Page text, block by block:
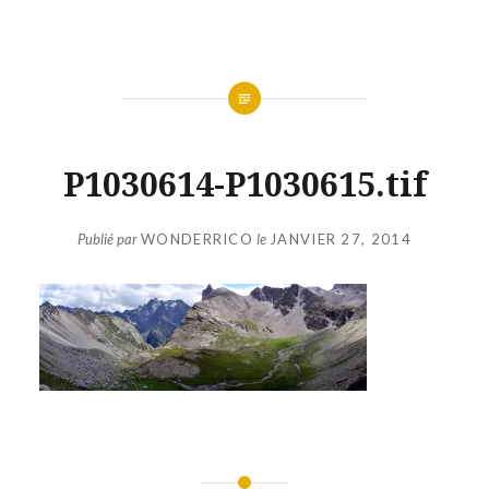
P1030614-P1030615.tif
Publié parWONDERRICO le JANVIER 27, 2014